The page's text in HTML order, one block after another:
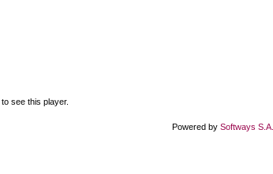
to see this player.
Powered by Softways S.A.